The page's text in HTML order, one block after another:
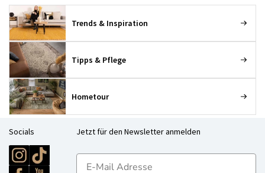
Trends & Inspiration
Tipps & Pflege
Hometour
Socials Jetzt für den Newsletter anmelden
E-mailadres